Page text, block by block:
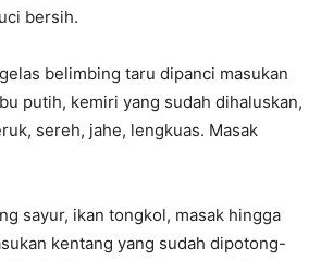
bersih.
belimbing taru dipanci masukan
putih, kemiri yang sudah dihaluskan,
sereh, jahe, lengkuas. Masak
sayur, ikan tongkol, masak hingga
kentang yang sudah dipotong-